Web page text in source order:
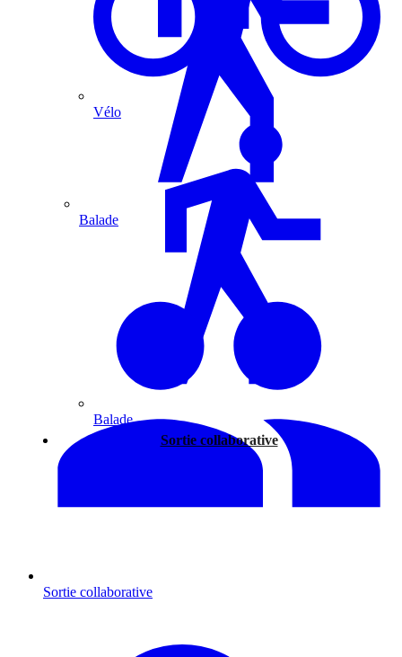
Vélo
Balade
Sortie collaborative
Balade
Sortie collaborative